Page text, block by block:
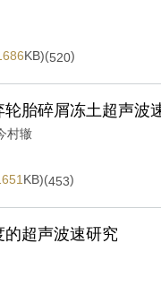
KB)(520)
胎碎屑冻土超声波
村辙
KB)(453)
超声波速研究